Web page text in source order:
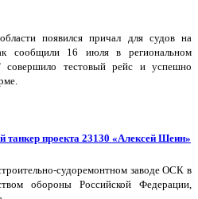
появился причал для судов на
сообщили 16 июля в региональном
тестовый рейс и успешно
танкер проекта 23130 «Алексей Шеин»
судоремонтном заводе ОСК в
обороны Российской Федерации,